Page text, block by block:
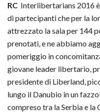
RC Interlibertarians 2016
di partecipanti che per la
attrezzato la sala per 144
prenotati, e ne abbiamo
pomeriggio in
giovane leader libertario,
presidente di Liberland,
lungo il Danubio in un
compreso tra la Serbia e la